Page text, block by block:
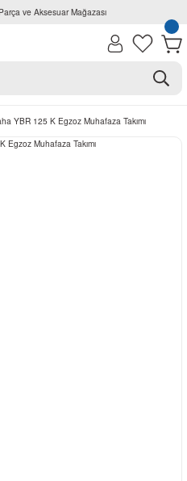
ve Aksesuar Mağazası
YBR 125 K Egzoz Muhafaza Takımı